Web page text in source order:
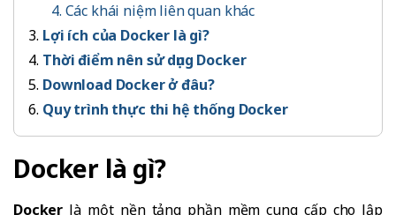
4. Các khái niệm liên quan khác
Lợi ích của Docker là gì?
Thời điểm nên sử dụng Docker
Download Docker ở đâu?
Quy trình thực thi hệ thống Docker
Docker là gì?
Docker là một nền tảng phần mềm cung cấp cho lập